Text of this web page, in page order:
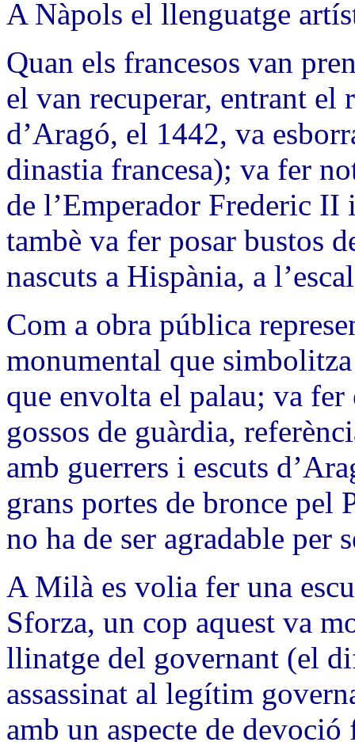
A Nàpols el llenguatge
Quan els francesos van
el van recuperar, entrant el
d’Aragó, el 1442, va
dinastia francesa); va fer
de l’Emperador Frederic II
tambè va fer posar bustos
nascuts a Hispània, a
Com a obra pública
monumental que
que envolta el palau; va
gossos de guàrdia,
amb guerrers i escuts
grans portes de bronce pel
no ha de ser agradable per
A Milà es volia fer una
Sforza, un cop aquest va
llinatge del governant (el
assassinat al legítim
amb un aspecte de